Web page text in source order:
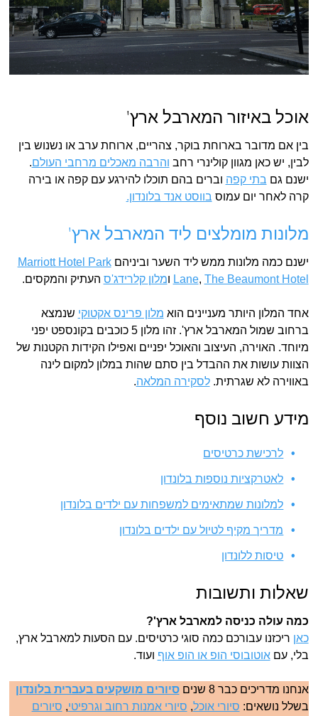
אוכל באיזור המארבל ארץ'
בין אם מדובר בארוחת בוקר, צהריים, ארוחת ערב או נשנוש בין
לבין, יש כאן מגוון קולינרי רחב והרבה מאכלים מרחבי העולם.
ישנם גם בתי קפה וברים בהם תוכלו להירגע עם קפה או בירה
קרה לאחר יום עמוס בווסט אנד בלונדון.
מלונות מומלצים ליד המארבל ארץ'
ישנם כמה מלונות ממש ליד השער וביניהםMarriott Hotel Park
Lane, The Beaumont Hotel ומלון קלרידג'ס העתיק והמקסים.
אחד המלון היותר מעניינים הוא מלון פרינס אקטוקי שנמצא
ברחוב שמול המארבל ארץ'. זהו מלון 5 כוכבים בקונספט יפני
מיוחד. האוירה, העיצוב והאוכל יפניים ואפילו הקידות הקטנות של
הצוות עושות את ההבדל בין סתם שהות במלון למקום לינה
באווירה לא שגרתית.לסקירה המלאה.
מידע חשוב נוסף
לרכישת כרטיסים
לאטרקציות נוספות בלונדון
למלונות שמתאימים למשפחות עם ילדים בלונדון
מדריך מקיף לטיול עם ילדים בלונדון
טיסות ללונדון
שאלות ותשובות
כמה עולה כניסה למארבל ארץ'?
כאן ריכזנו עבורכם כמה סוגי כרטיסים. עם הסעות למארבל ארץ,
בלי, עםאוטובוסי הופ או הופ אוף ועוד.
אנחנו מדריכים כבר 8 שנים
סיורים מושקעים בעברית בלונדון
בשלל נושאים: סיורי אוכל, סיורי אמנות רחוב וגרפיטי, סיורים